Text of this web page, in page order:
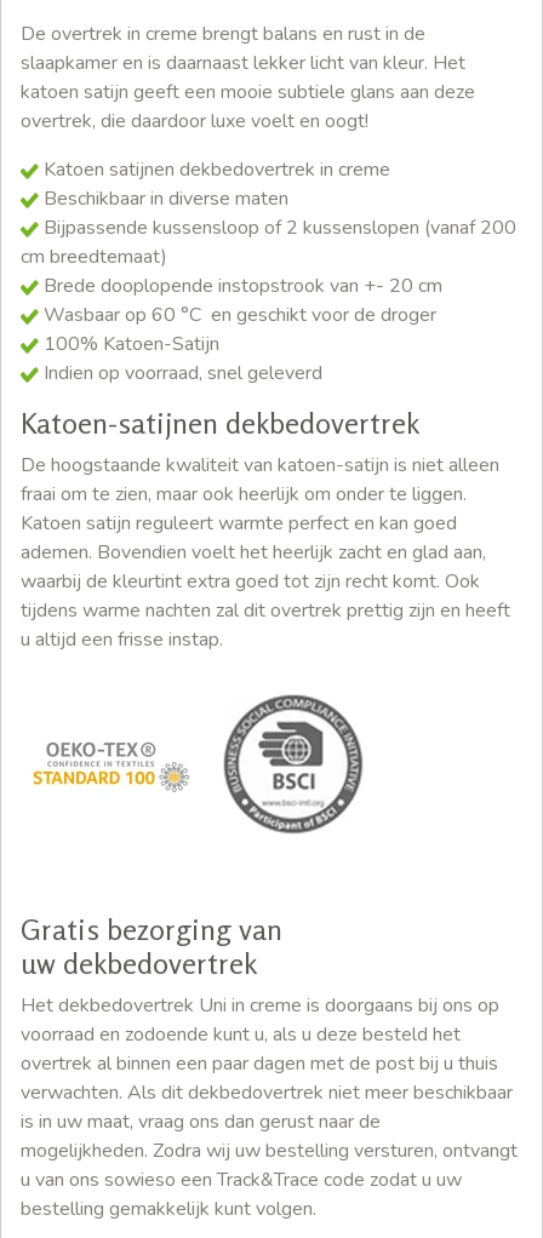
De overtrek in creme brengt balans en rust in de
slaapkamer en is daarnaast lekker licht van kleur. Het
katoen satijn geeft een mooie subtiele glans aan deze
overtrek, die daardoor luxe voelt en oogt!
Katoen satijnen dekbedovertrek in creme
Beschikbaar in diverse maten
Bijpassende kussensloop of 2 kussenslopen (vanaf 200
cm breedtemaat)
Brede dooplopende instopstrook van +- 20 cm
Wasbaar op 60 °C en geschikt voor de droger
100% Katoen-Satijn
Indien op voorraad, snel geleverd
Katoen-satijnen dekbedovertrek
De hoogstaande kwaliteit van katoen-satijn is niet alleen
fraai om te zien, maar ook heerlijk om onder te liggen.
Katoen satijn reguleert warmte perfect en kan goed
ademen. Bovendien voelt het heerlijk zacht en glad aan,
waarbij de kleurtint extra goed tot zijn recht komt. Ook
tijdens warme nachten zal dit overtrek prettig zijn en heeft
u altijd een frisse instap.
Gratis bezorging van
uw dekbedovertrek
Het dekbedovertrek Uni in creme is doorgaans bij ons op
voorraad en zodoende kunt u, als u deze besteld het
overtrek al binnen een paar dagen met de post bij u thuis
verwachten. Als dit dekbedovertrek niet meer beschikbaar
is in uw maat, vraag ons dan gerust naar de
mogelijkheden. Zodra wij uw bestelling versturen, ontvangt
u van ons sowieso een Track&Trace code zodat u uw
bestelling gemakkelijk kunt volgen.